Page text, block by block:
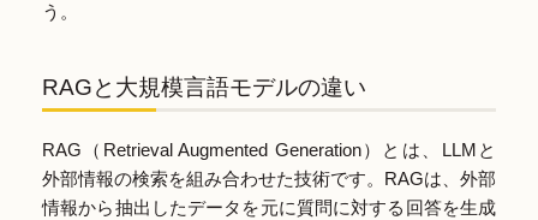
う。
RAGと大規模言語モデルの違い
RAG（Retrieval Augmented Generation）とは、LLMと
外部情報の検索を組み合わせた技術です。RAGは、外部
情報から抽出したデータを元に質問に対する回答を生成